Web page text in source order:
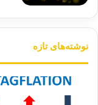
نوشته‌های تازه